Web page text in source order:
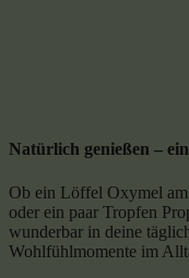
Natürlich genießen –
Ob ein Löffel Oxymel
oder ein paar Tropfen
wunderbar in deine
Wohlfühlmomente im